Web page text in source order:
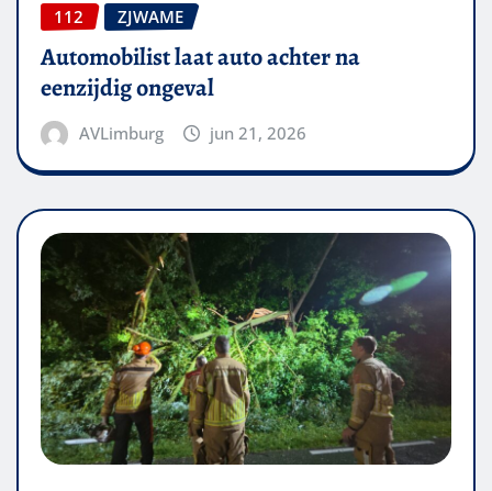
112 ZJWAME
Automobilist laat auto achter na
eenzijdig ongeval
AVLimburg jun 21, 2026